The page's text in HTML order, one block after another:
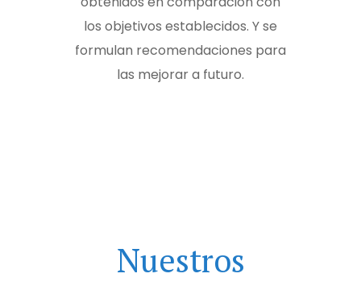
los objetivos establecidos. Y se
formulan recomendaciones para
las mejorar a futuro.
Nuestros